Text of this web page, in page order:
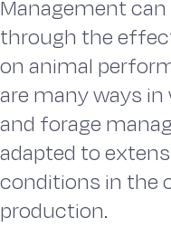
Management
through the
on animal
are many ways
and forage
adapted to
conditions in the
production.